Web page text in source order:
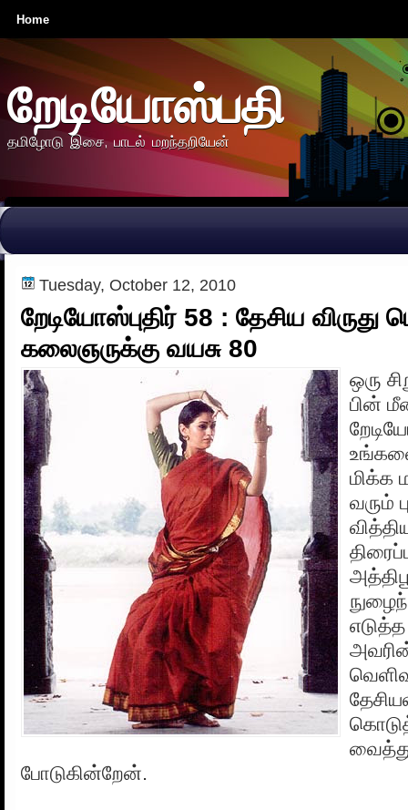
Home
றேடியோஸ்பதி
தமிழோடு இசை, பாடல் மறந்தறியேன்
Tuesday, October 12, 2010
றேடியோஸ்புதிர் 58 : தேசிய
கலைஞருக்கு வயசு 80
ஒரு
பின்
மிக்க
வரும்
எடுத்த
போடுகின்றேன்.